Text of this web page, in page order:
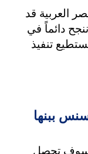
العربية قد
دائماً في
تنفيذ
ببنها
سوف تحصل